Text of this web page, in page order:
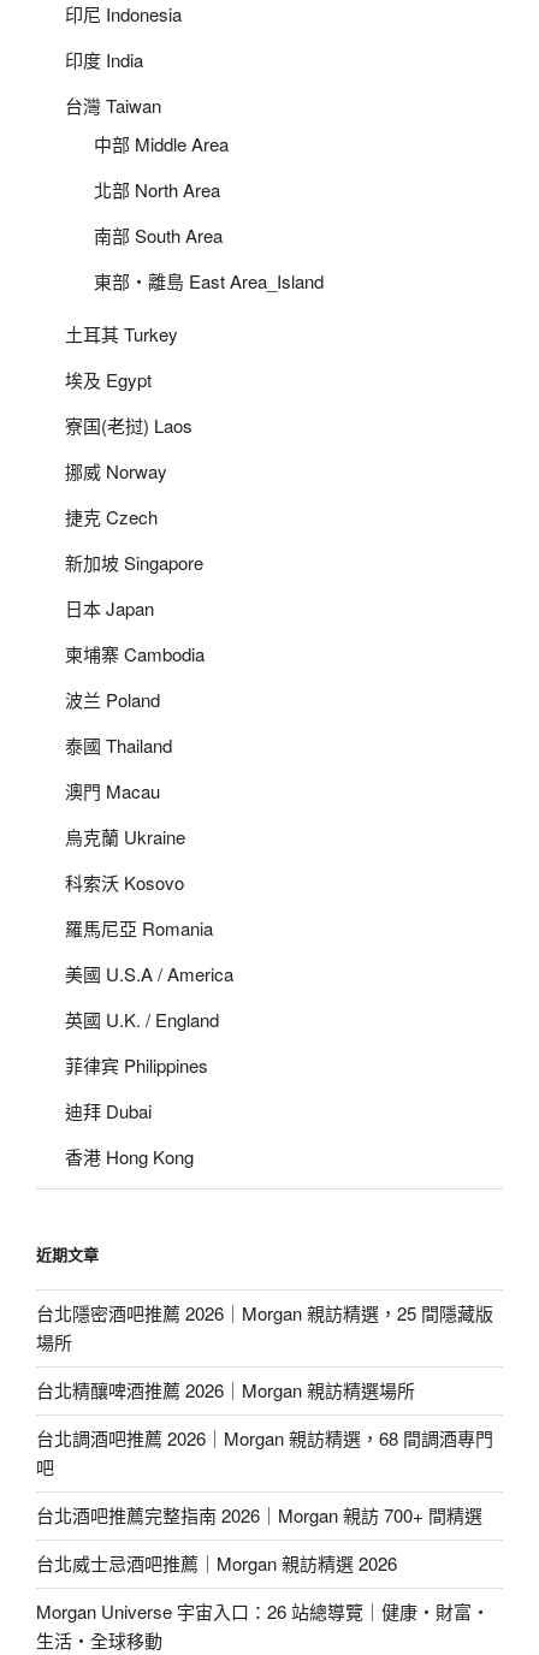
印尼 Indonesia
印度 India
台灣 Taiwan
中部 Middle Area
北部 North Area
南部 South Area
東部‧離島 East Area_Island
土耳其 Turkey
埃及 Egypt
寮国(老挝) Laos
挪威 Norway
捷克 Czech
新加坡 Singapore
日本 Japan
柬埔寨 Cambodia
波兰 Poland
泰國 Thailand
澳門 Macau
烏克蘭 Ukraine
科索沃 Kosovo
羅馬尼亞 Romania
美國 U.S.A / America
英國 U.K. / England
菲律宾 Philippines
迪拜 Dubai
香港 Hong Kong
近期文章
台北隱密酒吧推薦 2026｜Morgan 親訪精選，25 間隱藏版
場所
台北精釀啤酒推薦 2026｜Morgan 親訪精選場所
台北調酒吧推薦 2026｜Morgan 親訪精選，68 間調酒專門
吧
台北酒吧推薦完整指南 2026｜Morgan 親訪 700+ 間精選
台北威士忌酒吧推薦｜Morgan 親訪精選 2026
Morgan Universe 宇宙入口：26 站總導覽｜健康・財富・
生活・全球移動